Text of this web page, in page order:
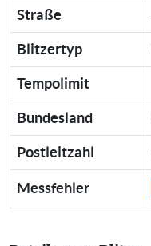
Straße
Blitzertyp
Tempolimit
Bundesland
Postleitzahl
Messfehler